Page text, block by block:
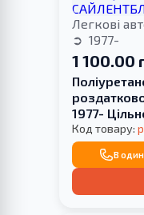
Легкові
1977-
1 100.00
1977-
Код товару:
В один